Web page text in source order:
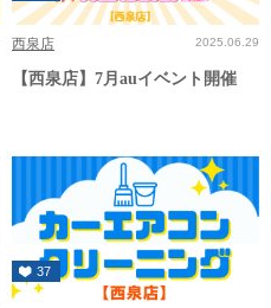
西泉店 2025.06.29
【西泉店】7月auイベント開催
37